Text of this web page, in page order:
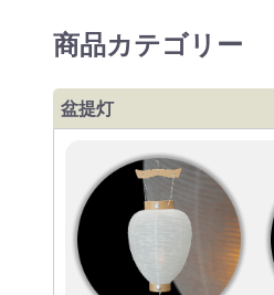
商品カテゴリー
盆提灯